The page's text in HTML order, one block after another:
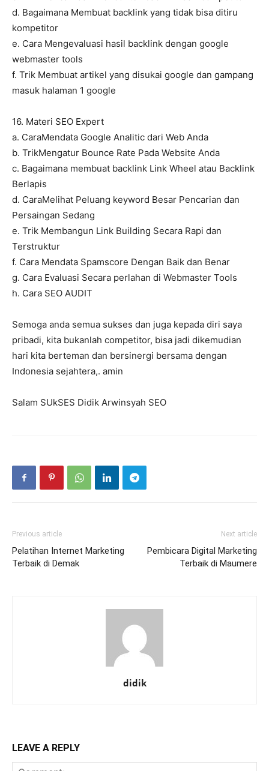
d. Bagaimana Membuat backlink yang tidak bisa ditiru
kompetitor
e. Cara Mengevaluasi hasil backlink dengan google
webmaster tools
f. Trik Membuat artikel yang disukai google dan gampang
masuk halaman 1 google
16. Materi SEO Expert
a. CaraMendata Google Analitic dari Web Anda
b. TrikMengatur Bounce Rate Pada Website Anda
c. Bagaimana membuat backlink Link Wheel atau Backlink
Berlapis
d. CaraMelihat Peluang keyword Besar Pencarian dan
Persaingan Sedang
e. Trik Membangun Link Building Secara Rapi dan
Terstruktur
f. Cara Mendata Spamscore Dengan Baik dan Benar
g. Cara Evaluasi Secara perlahan di Webmaster Tools
h. Cara SEO AUDIT
Semoga anda semua sukses dan juga kepada diri saya
pribadi, kita bukanlah competitor, bisa jadi dikemudian
hari kita berteman dan bersinergi bersama dengan
Indonesia sejahtera,. amin
Salam SUkSES Didik Arwinsyah SEO
Previous article
Pelatihan Internet Marketing
Terbaik di Demak
Next article
Pembicara Digital Marketing
Terbaik di Maumere
didik
LEAVE A REPLY